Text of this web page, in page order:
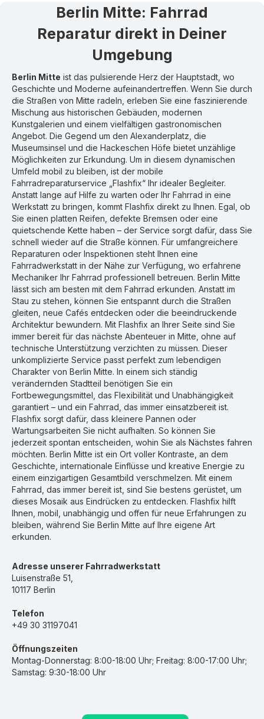
Berlin Mitte: Fahrrad
Reparatur direkt in Deiner
Umgebung
Berlin Mitte ist das pulsierende Herz der Hauptstadt, wo
Geschichte und Moderne aufeinandertreffen. Wenn Sie durch
die Straßen von Mitte radeln, erleben Sie eine faszinierende
Mischung aus historischen Gebäuden, modernen
Kunstgalerien und einem vielfältigen gastronomischen
Angebot. Die Gegend um den Alexanderplatz, die
Museumsinsel und die Hackeschen Höfe bietet unzählige
Möglichkeiten zur Erkundung. Um in diesem dynamischen
Umfeld mobil zu bleiben, ist der mobile
Fahrradreparaturservice „Flashfix“ Ihr idealer Begleiter.
Anstatt lange auf Hilfe zu warten oder Ihr Fahrrad in eine
Werkstatt zu bringen, kommt Flashfix direkt zu Ihnen. Egal, ob
Sie einen platten Reifen, defekte Bremsen oder eine
quietschende Kette haben – der Service sorgt dafür, dass Sie
schnell wieder auf die Straße können. Für umfangreichere
Reparaturen oder Inspektionen steht Ihnen eine
Fahrradwerkstatt in der Nähe zur Verfügung, wo erfahrene
Mechaniker Ihr Fahrrad professionell betreuen. Berlin Mitte
lässt sich am besten mit dem Fahrrad erkunden. Anstatt im
Stau zu stehen, können Sie entspannt durch die Straßen
gleiten, neue Cafés entdecken oder die beeindruckende
Architektur bewundern. Mit Flashfix an Ihrer Seite sind Sie
immer bereit für das nächste Abenteuer in Mitte, ohne auf
technische Unterstützung verzichten zu müssen. Dieser
unkomplizierte Service passt perfekt zum lebendigen
Charakter von Berlin Mitte. In einem sich ständig
verändernden Stadtteil benötigen Sie ein
Fortbewegungsmittel, das Flexibilität und Unabhängigkeit
garantiert – und ein Fahrrad, das immer einsatzbereit ist.
Flashfix sorgt dafür, dass kleinere Pannen oder
Wartungsarbeiten Sie nicht aufhalten. So können Sie
jederzeit spontan entscheiden, wohin Sie als Nächstes fahren
möchten. Berlin Mitte ist ein Ort voller Kontraste, an dem
Geschichte, internationale Einflüsse und kreative Energie zu
einem einzigartigen Gesamtbild verschmelzen. Mit einem
Fahrrad, das immer bereit ist, sind Sie bestens gerüstet, um
dieses Mosaik aus Eindrücken zu entdecken. Flashfix hilft
Ihnen, mobil, unabhängig und offen für neue Erfahrungen zu
bleiben, während Sie Berlin Mitte auf Ihre eigene Art
erkunden.
Adresse unserer Fahrradwerkstatt
Luisenstraße 51,
10117 Berlin
Telefon
+49 30 31197041
Öffnungszeiten
Montag-Donnerstag: 8:00-18:00 Uhr; Freitag: 8:00-17:00 Uhr;
Samstag: 9:30-18:00 Uhr